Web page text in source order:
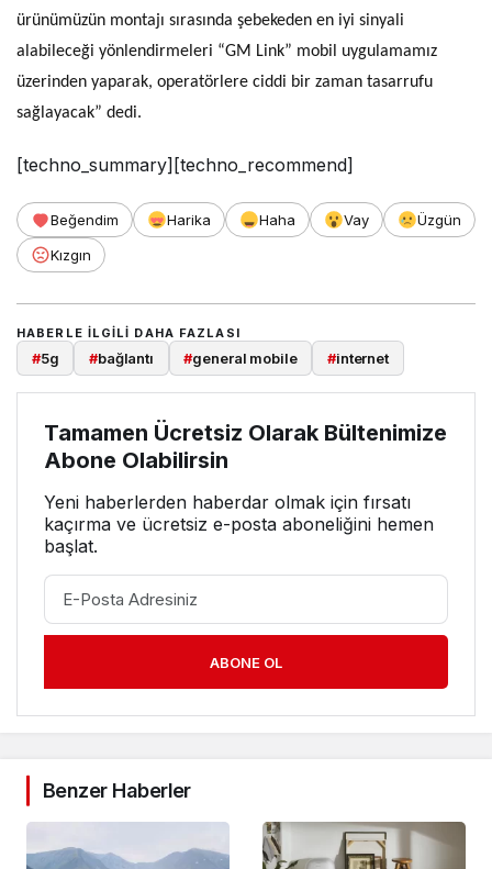
ürünümüzün montajı sırasında şebekeden en iyi sinyali
alabileceği yönlendirmeleri “GM Link” mobil uygulamamız
üzerinden yaparak, operatörlere ciddi bir zaman tasarrufu
sağlayacak” dedi.
[techno_summary][techno_recommend]
Beğendim Harika Haha Vay
Üzgün
Kızgın
HABERLE ILGILI DAHA FAZLASI
#5g #bağlantı #general mobile #internet
Tamamen Ücretsiz Olarak Bültenimize
Abone Olabilirsin
Yeni haberlerden haberdar olmak için fırsatı
kaçırma ve ücretsiz e-posta aboneliğini hemen
başlat.
ABONE OL
Benzer Haberler